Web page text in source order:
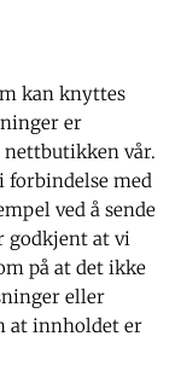
kan knyttes
er
nettbutikken vår.
forbindelse med
ved å sende
godkjent at vi
på at det ikke
eller
at innholdet er